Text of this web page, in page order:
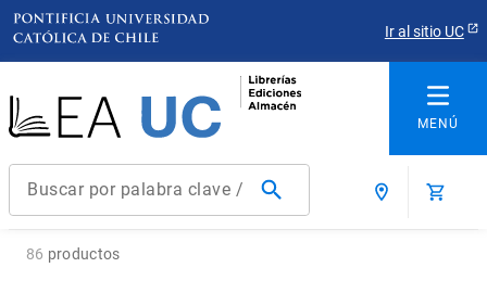
Ir al sitio UC
Buscar por palabra clave / título / autor / producto / ISBN
86 productos